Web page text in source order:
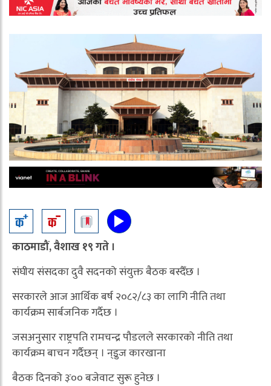
काठमाडौं, वैशाख १९ गते ।
संघीय संसदका दुवै सदनको संयुक्त बैठक बस्दैँछ ।
सरकारले आज आर्थिक बर्ष २०८२/८३ का लागि नीति तथा
कार्यक्रम सार्बजनिक गर्दैछ ।
जसअनुसार राष्ट्रपति रामचन्द्र पौडलले सरकारको नीति तथा
कार्यक्रम बाचन गर्दैछन् । न्इुज कारखाना
बैठक दिनको ३ः०० बजेवाट सुरू हुनेछ ।